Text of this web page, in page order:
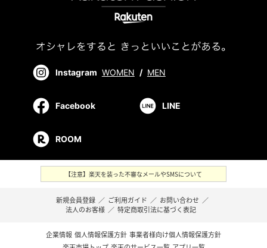
Instagram WOMEN / MEN
Facebook LINE
ROOM
【注意】楽天を装った不審なメールやSMSについて
新規会員登録 ／ ご利用ガイド ／ お問い合わせ ／
法人のお客様 ／ 特定商取引法に基づく表記
企業情報 個人情報保護方針 事業者様向け個人情報保護方針